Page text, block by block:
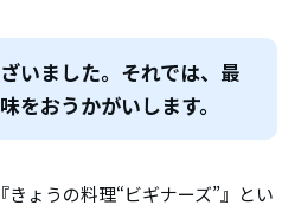
いました。それでは、最
をおうかがいします。
ょうの料理“ビギナーズ”』とい